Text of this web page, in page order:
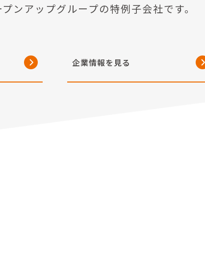
ンアップグループの特例子会社です。
企業情報を見る